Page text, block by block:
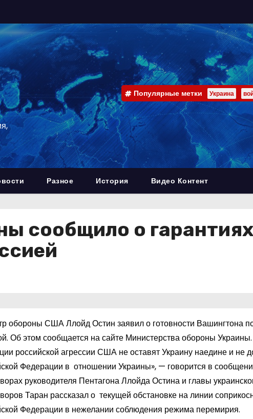
Популярные метки Украина
Разное История Видео Контент
сообщило о
обороны США Ллойд Остин заявил о готовности Вашингтона
Об этом сообщается на сайте Министерства обороны
российской агрессии США не оставят Украину наедине и не
Федерации в отношении Украины», — говорится в
руководителя Пентагона Ллойда Остина и главы
Таран рассказал о текущей обстановке на линии
Федерации в нежелании соблюдения режима перемирия.